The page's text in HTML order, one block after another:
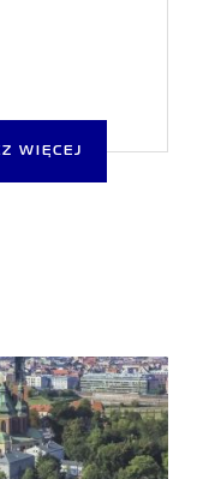
WIĘCEJ